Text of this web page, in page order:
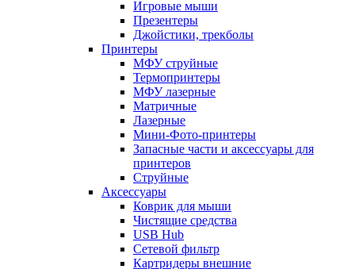
Игровые мыши
Презентеры
Джойстики, трекболы
Принтеры
МФУ струйные
Термопринтеры
МФУ лазерные
Матричные
Лазерные
Мини-Фото-принтеры
Запасные части и аксессуары для
принтеров
Струйные
Аксессуары
Коврик для мыши
Чистящие средства
USB Hub
Сетевой фильтр
Картридеры внешние